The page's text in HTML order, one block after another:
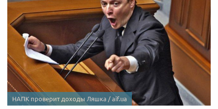
НАПК проверит доходы Ляшка / aif.ua